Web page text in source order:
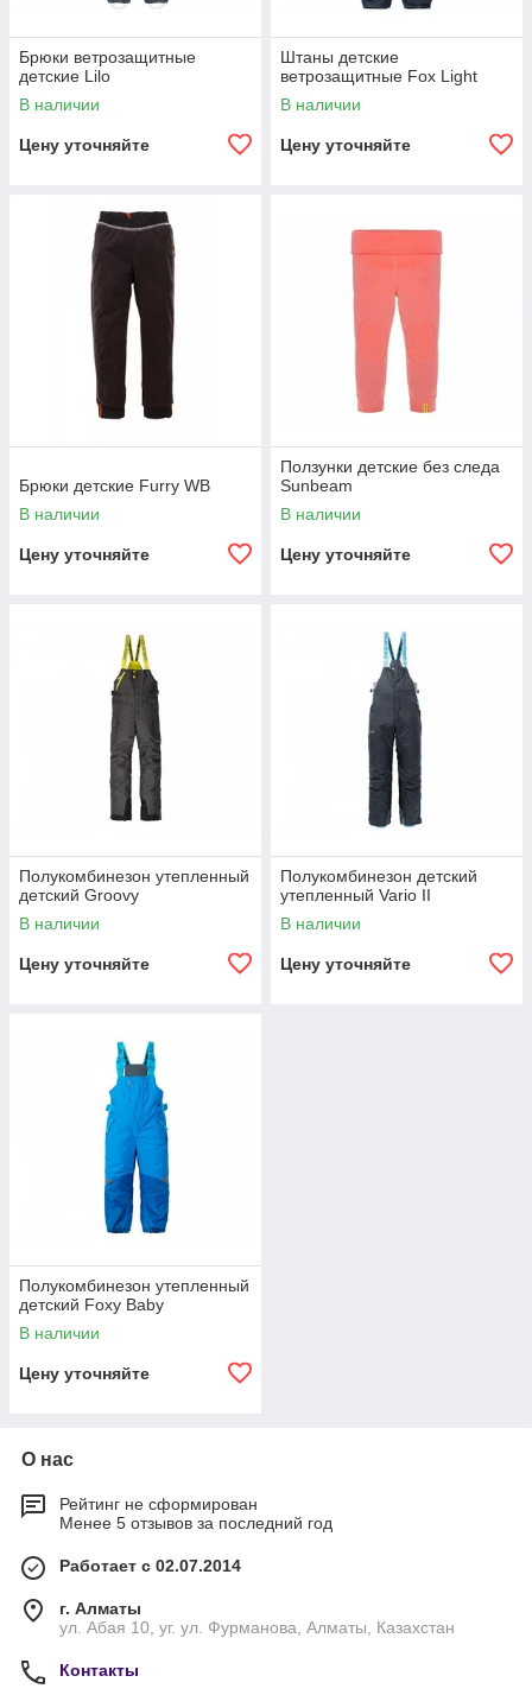
Брюки ветрозащитные
детские Lilo
В наличии
Цену уточняйте
Штаны детские
ветрозащитные Fox Light
В наличии
Цену уточняйте
Брюки детские Furry WB
В наличии
Цену уточняйте
Ползунки детские без следа
Sunbeam
В наличии
Цену уточняйте
Полукомбинезон утепленный
детский Groovy
В наличии
Цену уточняйте
Полукомбинезон детский
утепленный Vario II
В наличии
Цену уточняйте
Полукомбинезон утепленный
детский Foxy Baby
В наличии
Цену уточняйте
О нас
Рейтинг не сформирован
Менее 5 отзывов за последний год
Работает с 02.07.2014
г. Алматы
ул. Абая 10, уг. ул. Фурманова, Алматы, Казахстан
Контакты